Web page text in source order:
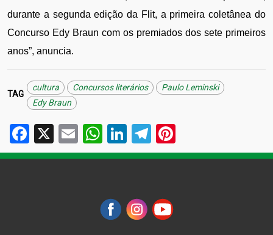
durante a segunda edição da Flit, a primeira coletânea do
Concurso Edy Braun com os premiados dos sete primeiros
anos”, anuncia.
TAG
cultura Concursos literários
Paulo Leminski
Edy Braun
Facebook
X EmailWhatsApp
LinkedIn
Telegram